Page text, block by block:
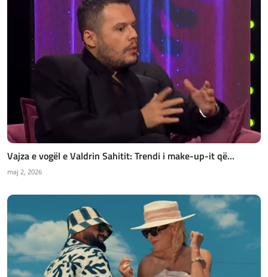
Vajza e vogël e Valdrin Sahitit: Trendi i make-up-it që...
maj 2, 2026